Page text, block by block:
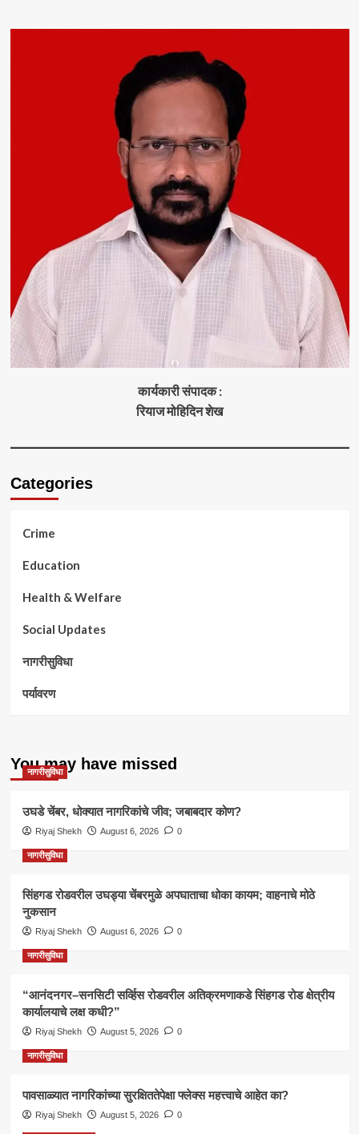
कार्यकारी संपादक :
रियाज मोहिदिन शेख
Categories
Crime
Education
Health & Welfare
Social Updates
नागरीसुविधा
पर्यावरण
You may have missed
नागरीसुविधा
उघडे चेंबर, धोक्यात नागरिकांचे जीव; जबाबदार कोण?
Riyaj Shekh August 6, 2026 0
नागरीसुविधा
सिंहगड रोडवरील उघड्या चेंबरमुळे अपघाताचा धोका कायम; वाहनाचे मोठे
नुकसान
Riyaj Shekh August 6, 2026 0
नागरीसुविधा
“आनंदनगर–सनसिटी सर्व्हिस रोडवरील अतिक्रमणाकडे सिंहगड रोड क्षेत्रीय
कार्यालयाचे लक्ष कधी?”
Riyaj Shekh August 5, 2026 0
नागरीसुविधा
पावसाळ्यात नागरिकांच्या सुरक्षिततेपेक्षा फ्लेक्स महत्त्वाचे आहेत का?
Riyaj Shekh August 5, 2026 0